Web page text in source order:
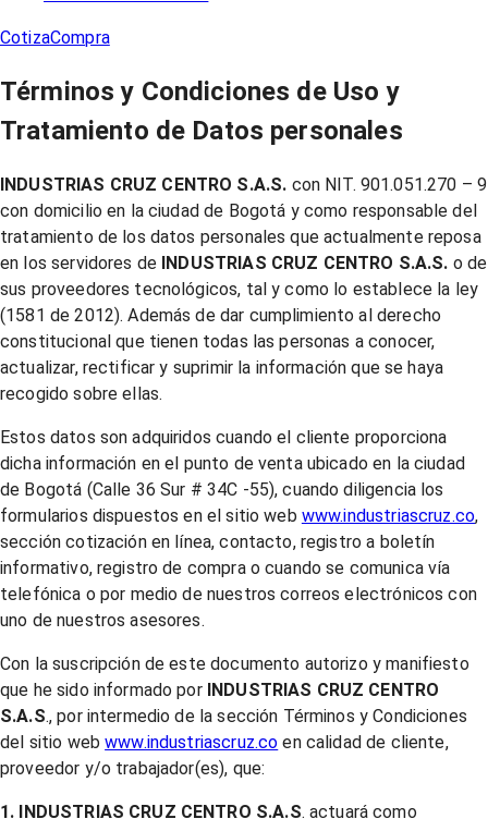
CotizaCompra
Términos y Condiciones de Uso y
Tratamiento de Datos personales
INDUSTRIAS CRUZ CENTRO S.A.S. con NIT. 901.051.270 – 9
con domicilio en la ciudad de Bogotá y como responsable del
tratamiento de los datos personales que actualmente reposa
en los servidores de INDUSTRIAS CRUZ CENTRO S.A.S. o de
sus proveedores tecnológicos, tal y como lo establece la ley
(1581 de 2012). Además de dar cumplimiento al derecho
constitucional que tienen todas las personas a conocer,
actualizar, rectificar y suprimir la información que se haya
recogido sobre ellas.
Estos datos son adquiridos cuando el cliente proporciona
dicha información en el punto de venta ubicado en la ciudad
de Bogotá (Calle 36 Sur # 34C -55), cuando diligencia los
formularios dispuestos en el sitio web www.industriascruz.co,
sección cotización en línea, contacto, registro a boletín
informativo, registro de compra o cuando se comunica vía
telefónica o por medio de nuestros correos electrónicos con
uno de nuestros asesores.
Con la suscripción de este documento autorizo y manifiesto
que he sido informado por INDUSTRIAS CRUZ CENTRO
S.A.S., por intermedio de la sección Términos y Condiciones
del sitio webwww.industriascruz.co en calidad de cliente,
proveedor y/o trabajador(es), que:
1. INDUSTRIAS CRUZ CENTRO S.A.S. actuará como